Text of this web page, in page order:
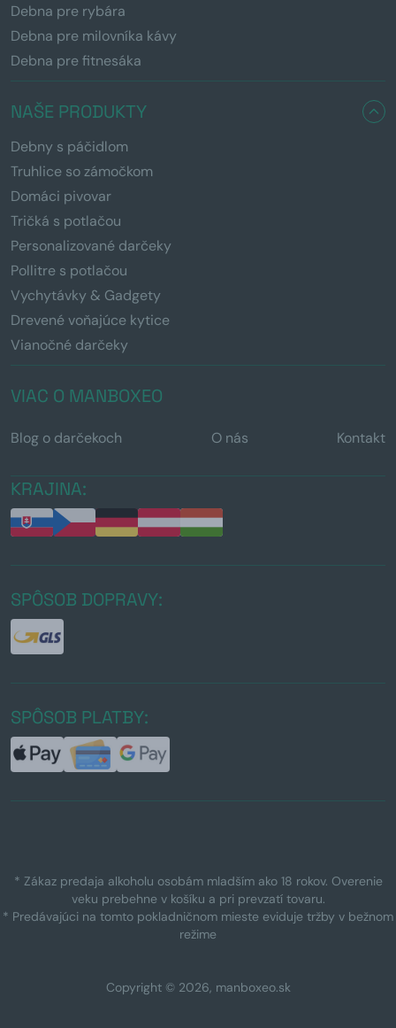
Debna pre rybára
Debna pre milovníka kávy
Debna pre fitnesáka
NAŠE PRODUKTY
Debny s páčidlom
Truhlice so zámočkom
Domáci pivovar
Tričká s potlačou
Personalizované darčeky
Pollitre s potlačou
Vychytávky & Gadgety
Drevené voňajúce kytice
Vianočné darčeky
VIAC O MANBOXEO
Blog o darčekoch O nás Kontakt
KRAJINA:
SPÔSOB DOPRAVY:
SPÔSOB PLATBY:
* Zákaz predaja alkoholu osobám mladším ako 18 rokov. Overenie
veku prebehne v košíku a pri prevzatí tovaru.
* Predávajúci na tomto pokladničnom mieste eviduje tržby v bežnom
režime
Copyright © 2026, manboxeo.sk